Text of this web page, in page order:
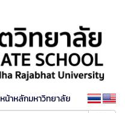
หน้าหลักมหาวิทยาลัย